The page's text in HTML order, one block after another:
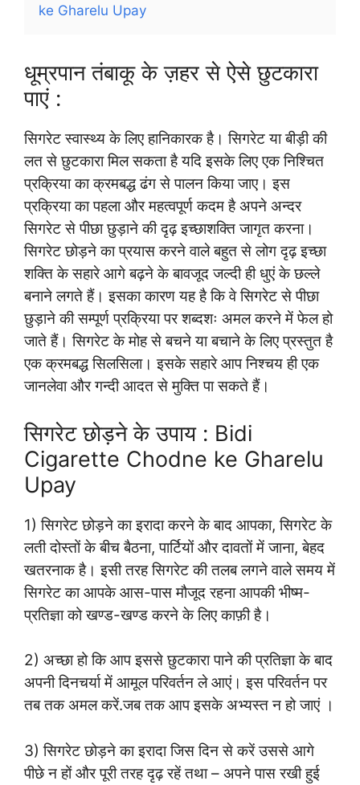
ke Gharelu Upay
धूम्रपान तंबाकू के ज़हर से ऐसे छुटकारा
पाएं :
सिगरेट स्वास्थ्य के लिए हानिकारक है। सिगरेट या बीड़ी की
लत से छुटकारा मिल सकता है यदि इसके लिए एक निश्चित
प्रक्रिया का क्रमबद्ध ढंग से पालन किया जाए। इस
प्रक्रिया का पहला और महत्वपूर्ण कदम है अपने अन्दर
सिगरेट से पीछा छुड़ाने की दृढ़ इच्छाशक्ति जागृत करना।
सिगरेट छोड़ने का प्रयास करने वाले बहुत से लोग दृढ़ इच्छा
शक्ति के सहारे आगे बढ़ने के बावजूद जल्दी ही धुएं के छल्ले
बनाने लगते हैं। इसका कारण यह है कि वे सिगरेट से पीछा
छुड़ाने की सम्पूर्ण प्रक्रिया पर शब्दशः अमल करने में फेल हो
जाते हैं। सिगरेट के मोह से बचने या बचाने के लिए प्रस्तुत है
एक क्रमबद्ध सिलसिला। इसके सहारे आप निश्चय ही एक
जानलेवा और गन्दी आदत से मुक्ति पा सकते हैं।
सिगरेट छोड़ने के उपाय : Bidi
Cigarette Chodne ke Gharelu
Upay
1) सिगरेट छोड़ने का इरादा करने के बाद आपका, सिगरेट के
लती दोस्तों के बीच बैठना, पार्टियों और दावतों में जाना, बेहद
खतरनाक है। इसी तरह सिगरेट की तलब लगने वाले समय में
सिगरेट का आपके आस-पास मौजूद रहना आपकी भीष्म-
प्रतिज्ञा को खण्ड-खण्ड करने के लिए काफ़ी है।
2) अच्छा हो कि आप इससे छुटकारा पाने की प्रतिज्ञा के बाद
अपनी दिनचर्या में आमूल परिवर्तन ले आएं। इस परिवर्तन पर
तब तक अमल करें.जब तक आप इसके अभ्यस्त न हो जाएं ।
3) सिगरेट छोड़ने का इरादा जिस दिन से करें उससे आगे
पीछे न हों और पूरी तरह दृढ़ रहें तथा – अपने पास रखी हुई